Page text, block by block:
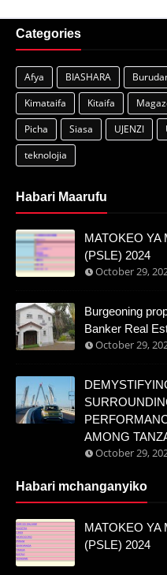
Categories
Afya BIASHARA
Kimataifa
Kitaifa
Picha
Siasa UJENZI
teknolojia
Habari Maarufu
MATOKEO YA
(PSLE) 2024
October 29,
Burgeoning
Banker Real
October 29,
AMONG
October 29,
Habari mchanganyiko
MATOKEO YA
(PSLE) 2024